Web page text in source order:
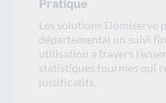
Pratique
Les solutions Domiserve
départemental un suivi
utilisation à travers
statistiques fournies qui
justificatifs.